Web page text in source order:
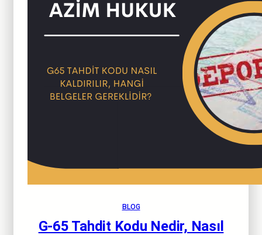
BLOG
G-65 Tahdit Kodu Nedir, Nasıl